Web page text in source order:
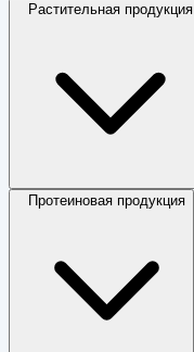
Растительная продукция
Протеиновая продукция